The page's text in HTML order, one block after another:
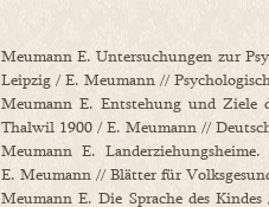
Meumann E. Untersuchungen zur
Leipzig / E. Meumann //
Meumann E. Entstehung und Ziele
Thalwil 1900 / E. Meumann //
Meumann E.
E. Meumann // Blätter für
Meumann E. Die Sprache des